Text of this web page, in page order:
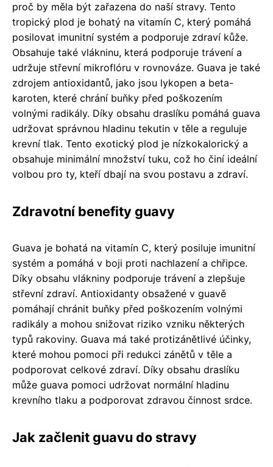
proč by měla být zařazena do naší stravy. Tento
tropický plod je bohatý na vitamín C, který pomáhá
posilovat imunitní systém a podporuje zdraví kůže.
Obsahuje také vlákninu, která podporuje trávení a
udržuje střevní mikroflóru v rovnováze. Guava je také
zdrojem antioxidantů, jako jsou lykopen a beta-
karoten, které chrání buňky před poškozením
volnými radikály. Díky obsahu draslíku pomáhá guava
udržovat správnou hladinu tekutin v těle a reguluje
krevní tlak. Tento exotický plod je nízkokalorický a
obsahuje minimální množství tuku, což ho činí ideální
volbou pro ty, kteří dbají na svou postavu a zdraví.
Zdravotní benefity guavy
Guava je bohatá na vitamín C, který posiluje imunitní
systém a pomáhá v boji proti nachlazení a chřipce.
Díky obsahu vlákniny podporuje trávení a zlepšuje
střevní zdraví. Antioxidanty obsažené v guavě
pomáhají chránit buňky před poškozením volnými
radikály a mohou snižovat riziko vzniku některých
typů rakoviny. Guava má také protizánětlivé účinky,
které mohou pomoci při redukci zánětů v těle a
podporovat celkové zdraví. Díky obsahu draslíku
může guava pomoci udržovat normální hladinu
krevního tlaku a podporovat zdravou činnost srdce.
Jak začlenit guavu do stravy